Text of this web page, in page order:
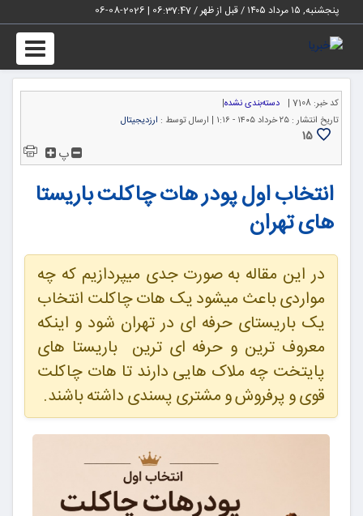
پنجشنبه, ۱۵ مرداد ۱۴۰۵ / قبل از ظهر / 06:37:48
|
2026-08-06
کد خبر: 7108 | دسته‌بندی نشده|
تاریخ انتشار : ۲۵ خرداد ۱۴۰۵ - ۱:۱۶ | ارسال توسط : ارزدیجیتال
15
پ
انتخاب اول پودر هات چاکلت باریستا
های تهران
در این مقاله به صورت جدی میپردازیم که چه
مواردی باعث میشود یک هات چاکلت انتخاب
یک باریستای حرفه ای در تهران شود و اینکه
معروف ترین و حرفه ای ترین باریستا های
پایتخت چه ملاک هایی دارند تا هات چاکلت
قوی و پرفروش و مشتری پسندی داشته باشند.